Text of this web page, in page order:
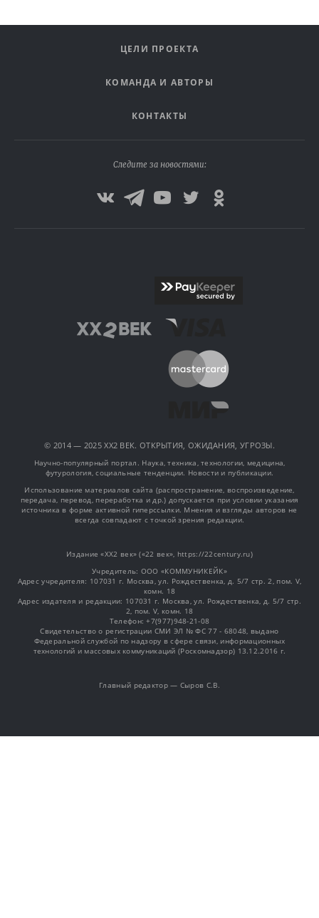
ЦЕЛИ ПРОЕКТА
КОМАНДА И АВТОРЫ
КОНТАКТЫ
Следите за новостями:
© 2014 — 2025 XX2 ВЕК. ОТКРЫТИЯ, ОЖИДАНИЯ, УГРОЗЫ.
Научно-популярный портал. Наука, техника, технологии, медицина,
футурология, социальные тенденции. Новости и публикации.
Использование материалов сайта (распространение, воспроизведение,
передача, перевод, переработка и др.) допускается при условии указания
источника в форме активной гиперссылки. Мнения и взгляды авторов не
всегда совпадают с точкой зрения редакции.
Издание «XX2 век» («22 век», https://22century.ru)
Учредитель: OOO «КОММУНИКЕЙК»
Адрес учредителя: 107031 г. Москва, ул. Рождественка, д. 5/7 стр. 2, пом. V,
комн. 18
Адрес издателя и редакции: 107031 г. Москва, ул. Рождественка, д. 5/7 стр.
2, пом. V, комн. 18
Телефон: +7(977)948-21-08
Свидетельство о регистрации СМИ ЭЛ № ФС 77 - 68048, выдано
Федеральной службой по надзору в сфере связи, информационных
технологий и массовых коммуникаций (Роскомнадзор) 13.12.2016 г.
Главный редактор — Сыров С.В.